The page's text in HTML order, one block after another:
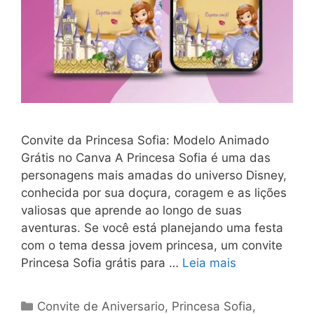
Convite da Princesa Sofia: Modelo Animado
Grátis no Canva A Princesa Sofia é uma das
personagens mais amadas do universo Disney,
conhecida por sua doçura, coragem e as lições
valiosas que aprende ao longo de suas
aventuras. Se você está planejando uma festa
com o tema dessa jovem princesa, um convite
Princesa Sofia grátis para … Leia mais
Categorias
Convite de Aniversario, Princesa Sofia,